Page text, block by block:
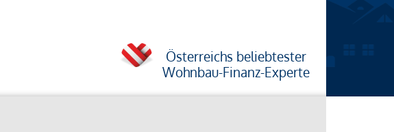
Österreichs beliebtester
Wohnbau-Finanz-Experte